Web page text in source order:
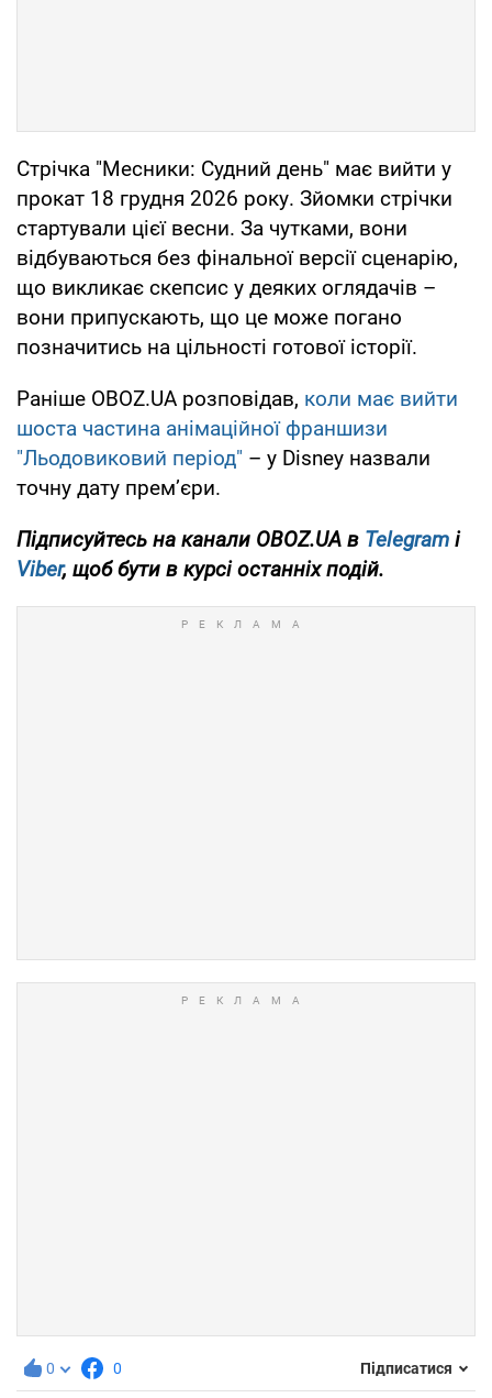
Стрічка "Месники: Судний день" має вийти у
прокат 18 грудня 2026 року. Зйомки стрічки
стартували цієї весни. За чутками, вони
відбуваються без фінальної версії сценарію,
що викликає скепсис у деяких оглядачів –
вони припускають, що це може погано
позначитись на цільності готової історії.
Раніше OBOZ.UA розповідав, коли має вийти
шоста частина анімаційної франшизи
"Льодовиковий період" – у Disney назвали
точну дату прем’єри.
Підписуйтесь на канали OBOZ.UA в Telegram і
Viber, щоб бути в курсі останніх подій.
0 0 Підписатися